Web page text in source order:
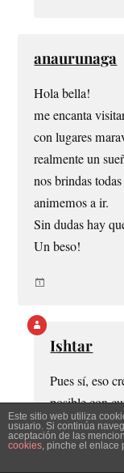
anaurunaga
Hola bella!
me encanta
con lugares
realmente un
nos brindas
animemos a ir.
Sin dudas hay
Un beso!
Ishtar
Pues sí, eso
posible con
hay cosillas
nuestros
Este sitio web utiliza
usuario. Si continúa
aceptación de las
cookies, pinche el enlace